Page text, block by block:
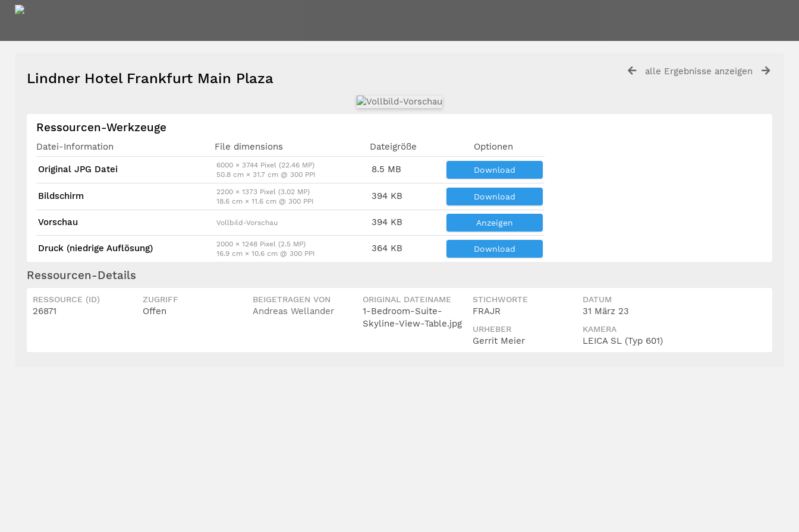
alle Ergebnisse anzeigen
Lindner Hotel Frankfurt Main Plaza
Ressourcen-Werkzeuge
Datei-Information File dimensions Dateigröße Optionen
Original JPG Datei
6000 × 3744 Pixel (22.46 MP)
50.8 cm × 31.7 cm @ 300 PPI
8.5 MB Download
Bildschirm
2200 × 1373 Pixel (3.02 MP)
18.6 cm × 11.6 cm @ 300 PPI
394 KB Download
Vorschau Vollbild-Vorschau 394 KB Anzeigen
Druck (niedrige Auflösung)
2000 × 1248 Pixel (2.5 MP)
16.9 cm × 10.6 cm @ 300 PPI
364 KB Download
Ressourcen-Details
RESSOURCE (ID)
26871
ZUGRIFF
Offen
BEIGETRAGEN VON
Andreas Wellander
ORIGINAL DATEINAME
1-Bedroom-Suite-
Skyline-View-Table.jpg
STICHWORTE
FRAJR
DATUM
31 März 23
URHEBER
Gerrit Meier
KAMERA
LEICA SL (Typ 601)